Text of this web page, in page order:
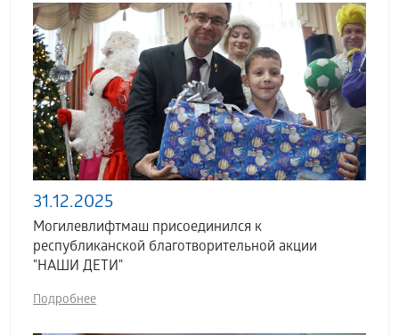
31.12.2025
Могилевлифтмаш присоединился к
республиканской благотворительной акции
"НАШИ ДЕТИ"
Подробнее